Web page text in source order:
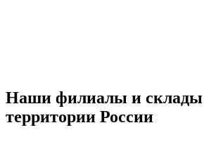
Наши филиалы и склады
территории России